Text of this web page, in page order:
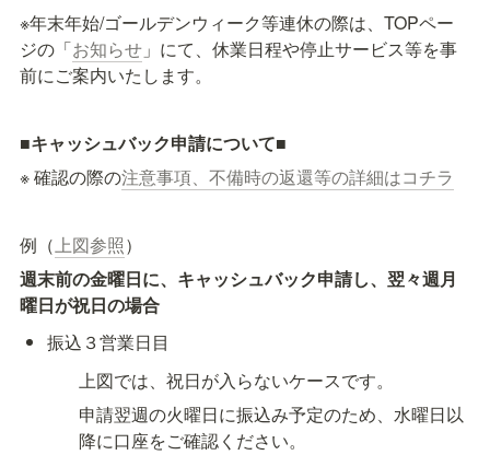
※年末年始/ゴールデンウィーク等連休の際は、TOPペー
ジの「お知らせ 」にて、休業日程や停止サービス等を事
前にご案内いたします。
■キャッシュバック申請について■
※ 確認の際の注意事項、不備時の返還等の詳細はコチラ
例（上図参照）
週末前の金曜日に、キャッシュバック申請し、翌々週月
曜日が祝日の場合
振込３営業日目
上図では、祝日が入らないケースです。
申請翌週の火曜日に振込み予定のため、水曜日以
降に口座をご確認ください。